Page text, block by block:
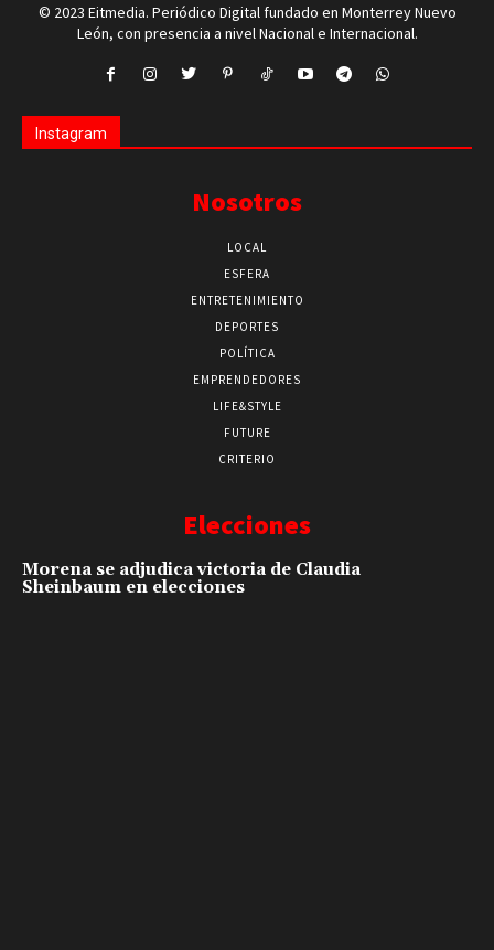
© 2023 Eitmedia. Periódico Digital fundado en Monterrey Nuevo
León, con presencia a nivel Nacional e Internacional.
Instagram
Nosotros
LOCAL
ESFERA
ENTRETENIMIENTO
DEPORTES
POLÍTICA
EMPRENDEDORES
LIFE&STYLE
FUTURE
CRITERIO
Elecciones
Morena se adjudica victoria de Claudia
Sheinbaum en elecciones